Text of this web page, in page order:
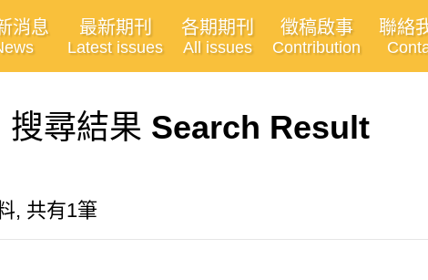
消息 最新期刊
Latest issues
各期期刊
All issues
徵稿啟事
Contribution
聯絡
搜尋結果 Search Result
, 共有1筆